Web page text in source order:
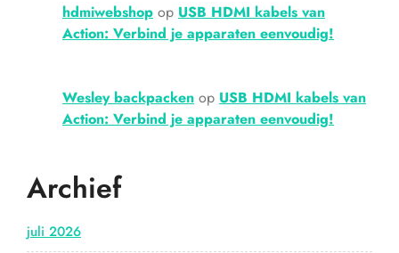
hdmiwebshop op USB HDMI kabels van
Action: Verbind je apparaten eenvoudig!
Wesley backpacken op USB HDMI kabels van
Action: Verbind je apparaten eenvoudig!
Archief
juli 2026